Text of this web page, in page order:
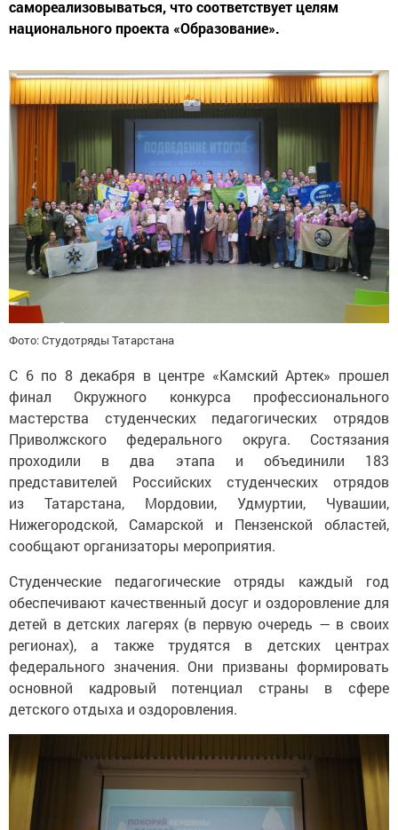
самореализовываться, что соответствует целям
национального проекта «Образование».
Фото: Студотряды Татарстана
С 6 по 8 декабря в центре «Камский Артек» прошел
финал Окружного конкурса профессионального
мастерства студенческих педагогических отрядов
Приволжского федерального округа. Состязания
проходили в два этапа и объединили 183
представителей Российских студенческих отрядов
из Татарстана, Мордовии, Удмуртии, Чувашии,
Нижегородской, Самарской и Пензенской областей,
сообщают организаторы мероприятия.
Студенческие педагогические отряды каждый год
обеспечивают качественный досуг и оздоровление для
детей в детских лагерях (в первую очередь — в своих
регионах), а также трудятся в детских центрах
федерального значения. Они призваны формировать
основной кадровый потенциал страны в сфере
детского отдыха и оздоровления.